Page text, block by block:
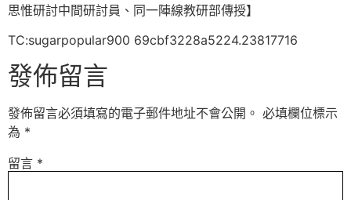
思惟研討中間研討員、同一陣線教研部傳授】
TC:sugarpopular900 69cbf3228a5224.23817716
發佈留言
發佈留言必須填寫的電子郵件地址不會公開。 必填欄位標示
為 *
留言 *